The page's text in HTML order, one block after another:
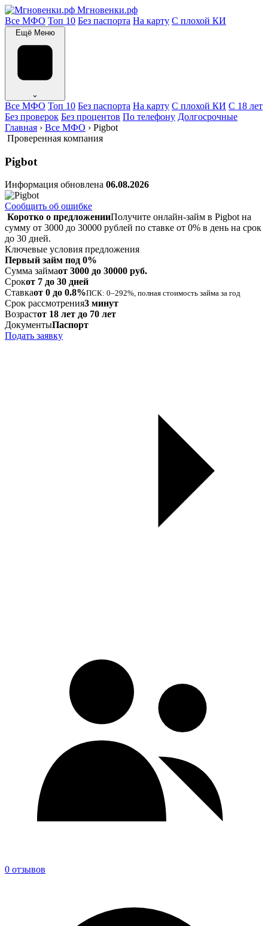
Мгновенки.рф
Все МФО Топ 10 Без паспорта На карту С плохой КИ
Ещё Меню
⌄
Все МФО Топ 10 Без паспорта На карту С плохой КИ С 18 лет
Без проверок Без процентов По телефону Долгосрочные
Главная › Все МФО › Pigbot
Проверенная компания
Pigbot
Информация обновлена 06.08.2026
Сообщить об ошибке
Коротко о предложенииПолучите онлайн-займ в Pigbot на
сумму от 3000 до 30000 рублей по ставке от 0% в день на срок
до 30 дней.
Ключевые условия предложения
Первый займ под 0%
Сумма займаот 3000 до 30000 руб.
Срокот 7 до 30 дней
Ставкаот 0 до 0.8%ПСК: 0–292%, полная стоимость займа за год
Срок рассмотрения3 минут
Возрастот 18 лет до 70 лет
ДокументыПаспорт
Подать заявку
0 отзывов